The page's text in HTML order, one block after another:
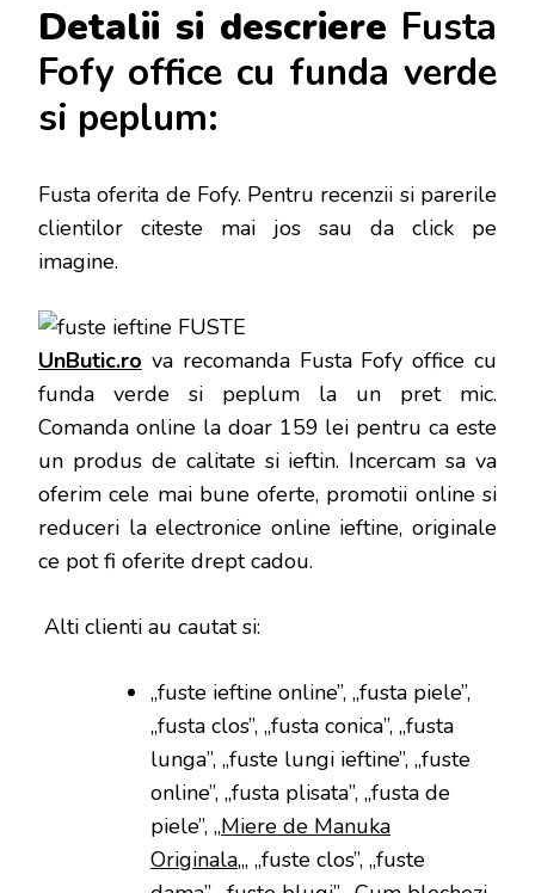
Detalii si descriere Fusta
Fofy office cu funda verde
si peplum:
Fusta oferita de Fofy. Pentru recenzii si parerile
clientilor citeste mai jos sau da click pe
imagine.
UnButic.ro va recomanda Fusta Fofy office cu
funda verde si peplum la un pret mic.
Comanda online la doar 159 lei pentru ca este
un produs de calitate si ieftin. Incercam sa va
oferim cele mai bune oferte, promotii online si
reduceri la electronice online ieftine, originale
ce pot fi oferite drept cadou.
Alti clienti au cautat si:
„fuste ieftine online”, „fusta piele”,
„fusta clos”, „fusta conica”, „fusta
lunga”, „fuste lungi ieftine”, „fuste
online”, „fusta plisata”, „fusta de
piele”, „Miere de Manuka
Originala„, „fuste clos”, „fuste